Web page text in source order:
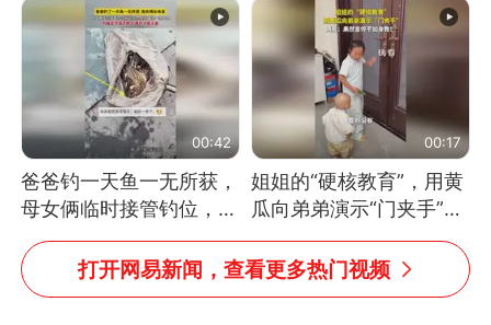
吗？”“或将成为首位考级
不带古筝的选手。”（来
源：新华每日电讯）
00:42
爸爸钓一天鱼一无所获，
母女俩临时接管钓位，用
玩具鱼竿钓上大鱼
00:17
姐姐的“硬核教育”，用黄
瓜向弟弟演示“门夹手”，
网友：果然言传不如身
教！
打开网易新闻，查看更多热门视频